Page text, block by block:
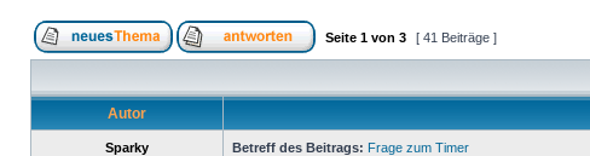
Seite 1 von 3 [ 41 Beiträge ]
Autor
Sparky Betreff des Beitrags: Frage zum Timer